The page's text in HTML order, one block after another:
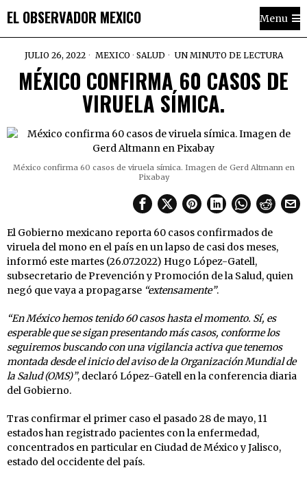
EL OBSERVADOR MEXICO Menu
JULIO 26, 2022 MEXICO · SALUD UN MINUTO DE LECTURA
MÉXICO CONFIRMA 60 CASOS DE
VIRUELA SÍMICA.
México confirma 60 casos de viruela símica. Imagen de Gerd Altmann en
Pixabay
El Gobierno mexicano reporta 60 casos confirmados de
viruela del mono en el país en un lapso de casi dos meses,
informó este martes (26.07.2022) Hugo López-Gatell,
subsecretario de Prevención y Promoción de la Salud, quien
negó que vaya a propagarse “extensamente”.
“En México hemos tenido 60 casos hasta el momento. Sí, es
esperable que se sigan presentando más casos, conforme los
seguiremos buscando con una vigilancia activa que tenemos
montada desde el inicio del aviso de la Organización Mundial de
la Salud (OMS)”, declaró López-Gatell en la conferencia diaria
del Gobierno.
Tras confirmar el primer caso el pasado 28 de mayo, 11
estados han registrado pacientes con la enfermedad,
concentrados en particular en Ciudad de México y Jalisco,
estado del occidente del país.